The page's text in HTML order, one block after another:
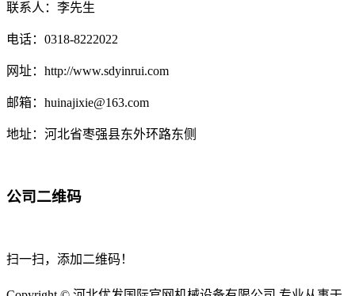
联系人：李先生
电话：0318-8222022
网址：http://www.sdyinrui.com
邮箱：huinajixie@163.com
地址：河北省枣强县东外环路东侧
公司二维码
扫一扫，添加二维码！